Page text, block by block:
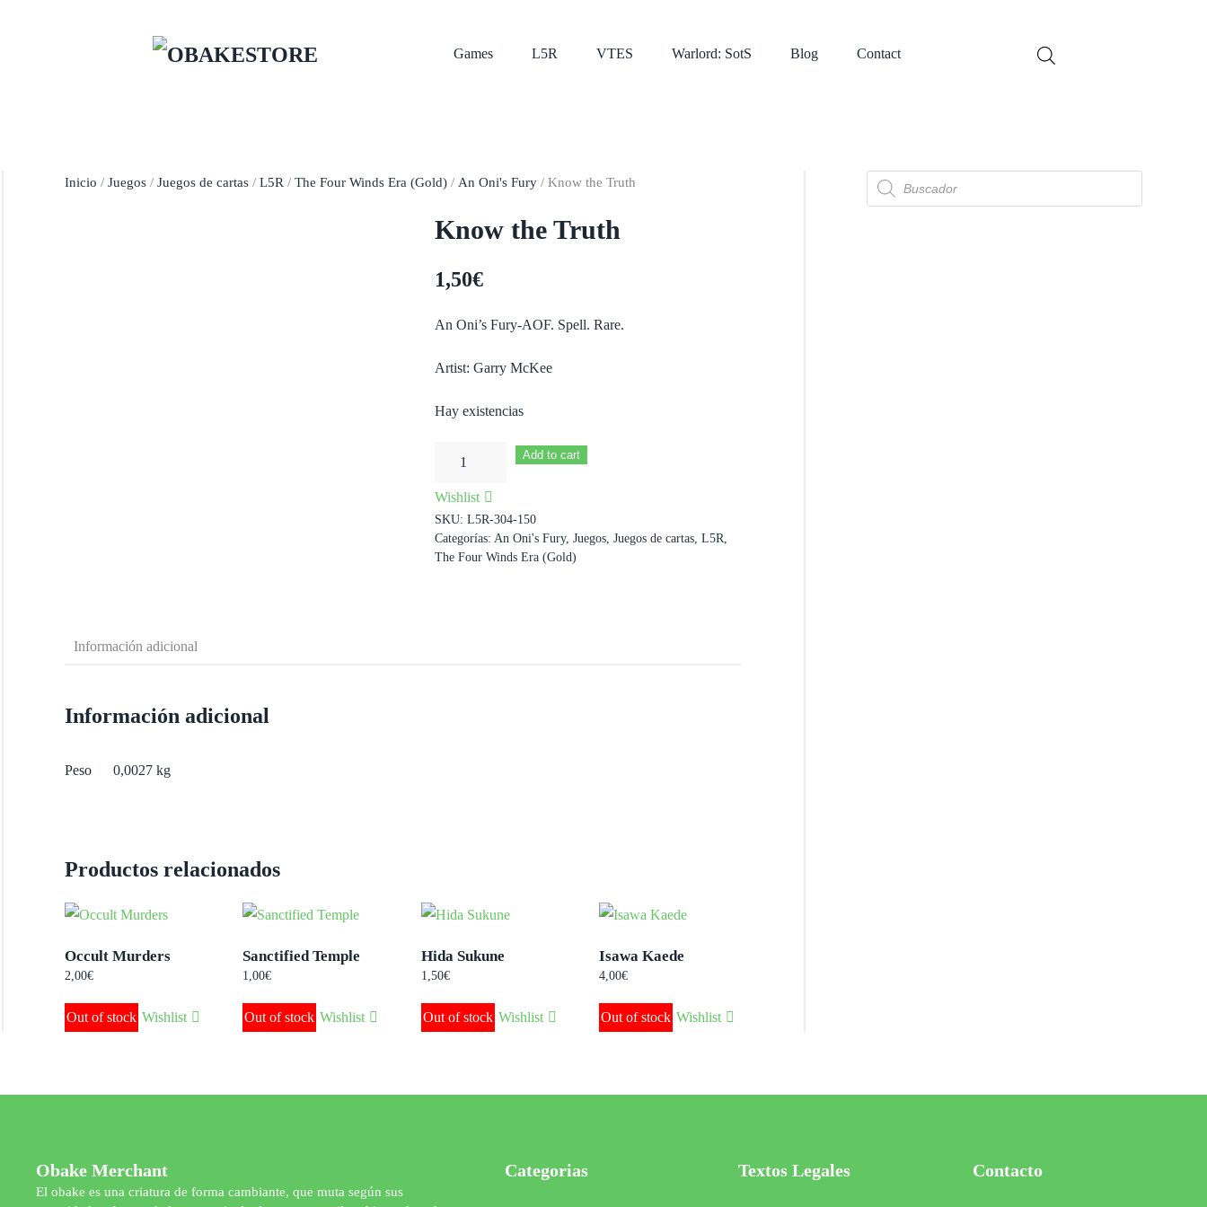
Skip to main content Games L5R VTES Warlord: SotS Blog Contact
Inicio / Juegos / Juegos de cartas / L5R / The Four Winds Era (Gold) / An Oni's Fury / Know the Truth
Know the Truth
1,50€
An Oni’s Fury-AOF. Spell. Rare.
Artist: Garry McKee
Hay existencias
Truth
cantidad
Add to cart
Wishlist
SKU: L5R-304-150
Categorías: An Oni's Fury, Juegos, Juegos de cartas, L5R,
The Four Winds Era (Gold)
Información adicional
Información adicional
Peso 0,0027 kg
Productos relacionados
Occult Murders
2,00€
Out of stock Wishlist
Sanctified Temple
1,00€
Out of stock Wishlist
Hida Sukune
1,50€
Out of stock Wishlist
Isawa Kaede
4,00€
Out of stock Wishlist
Búsqueda
de
productos
Obake Merchant
El obake es una criatura de forma cambiante, que muta según sus
Categorias Textos Legales Contacto